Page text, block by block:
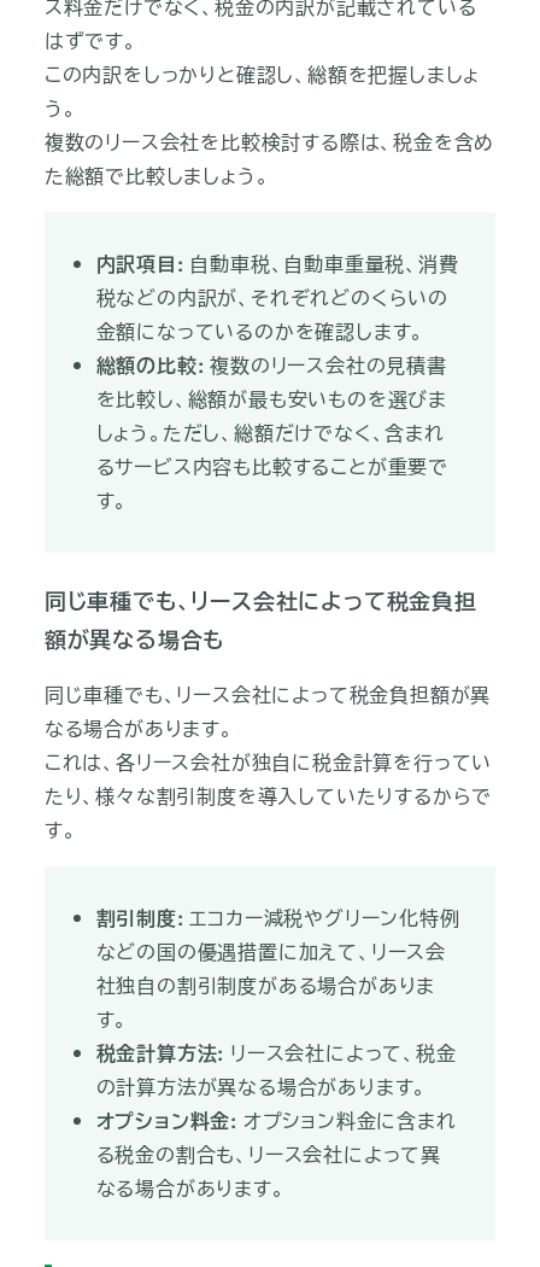
ス料金だけでなく、税金の内訳が記載されている
はずです。
この内訳をしっかりと確認し、総額を把握しましょ
う。
複数のリース会社を比較検討する際は、税金を含め
た総額で比較しましょう。
内訳項目: 自動車税、自動車重量税、消費
税などの内訳が、それぞれどのくらいの
金額になっているのかを確認します。
総額の比較: 複数のリース会社の見積書
を比較し、総額が最も安いものを選びま
しょう。ただし、総額だけでなく、含まれ
るサービス内容も比較することが重要で
す。
同じ車種でも、リース会社によって税金負担
額が異なる場合も
同じ車種でも、リース会社によって税金負担額が異
なる場合があります。
これは、各リース会社が独自に税金計算を行ってい
たり、様々な割引制度を導入していたりするからで
す。
割引制度: エコカー減税やグリーン化特例
などの国の優遇措置に加えて、リース会
社独自の割引制度がある場合がありま
す。
税金計算方法: リース会社によって、税金
の計算方法が異なる場合があります。
オプション料金: オプション料金に含まれ
る税金の割合も、リース会社によって異
なる場合があります。